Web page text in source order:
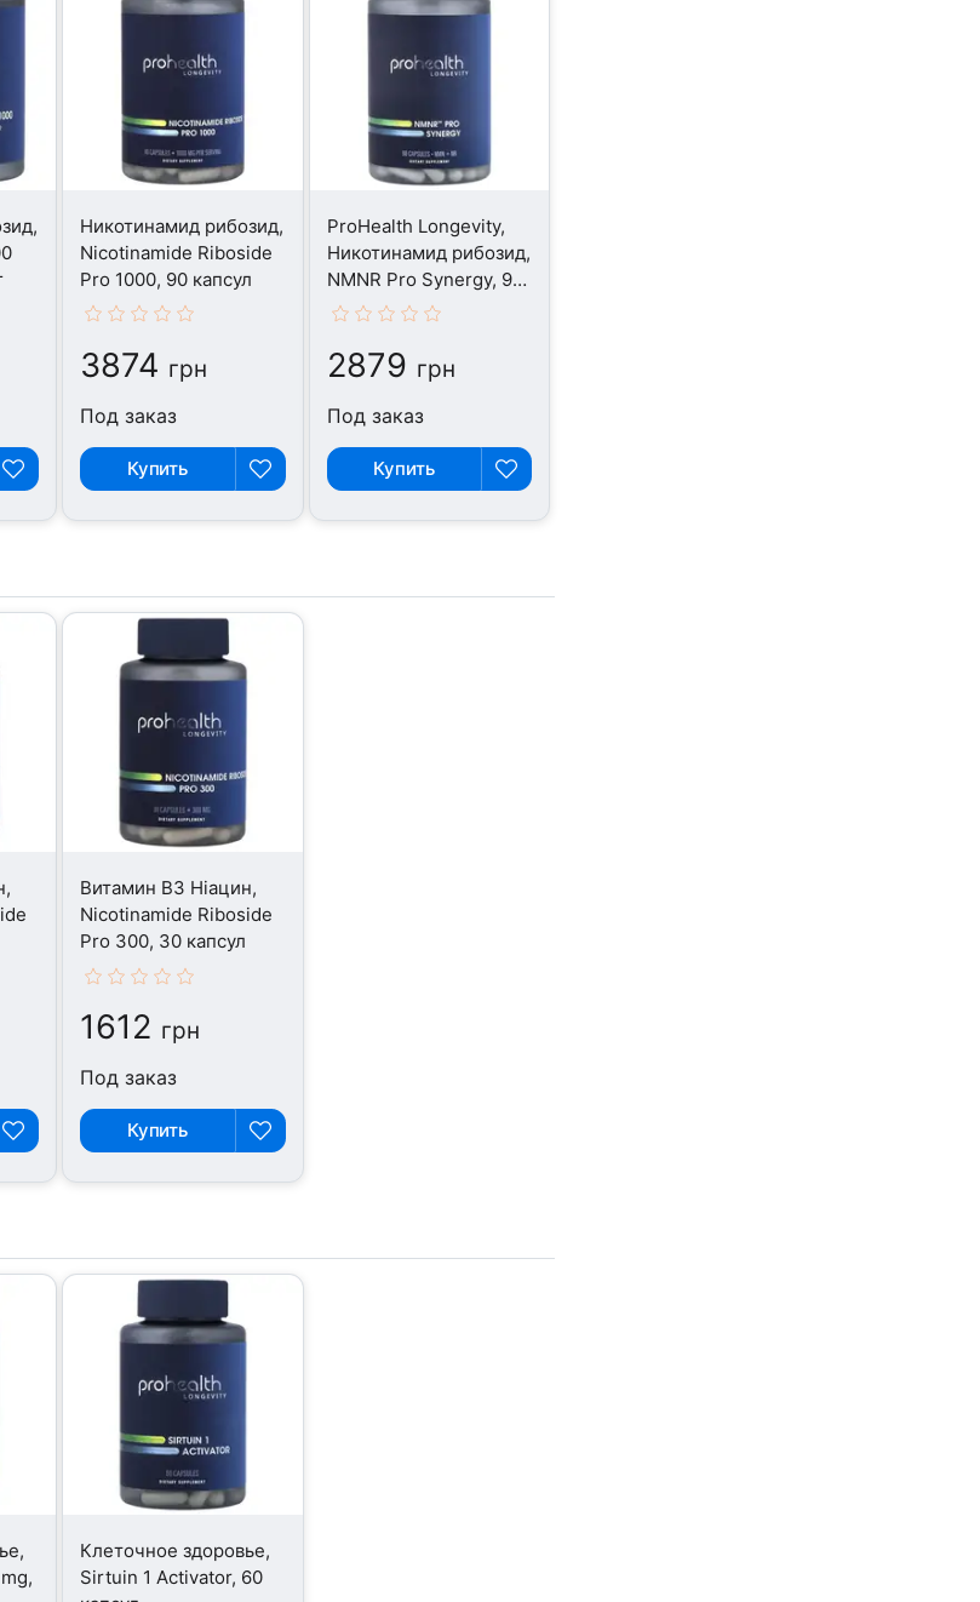
Никотинамид рибозид,
Nicotinamide Riboside
Pro 1000, 90 капсул
3874 грн
Под заказ
Купить
ProHealth Longevity,
Никотинамид рибозид,
NMNR Pro Synergy, 90
капсул
2879 грн
Под заказ
Купить
Витамин B3 Ніацин,
Nicotinamide Riboside
Pro 300, 30 капсул
1612 грн
Под заказ
Купить
Клеточное здоровье,
Sirtuin 1 Activator, 60